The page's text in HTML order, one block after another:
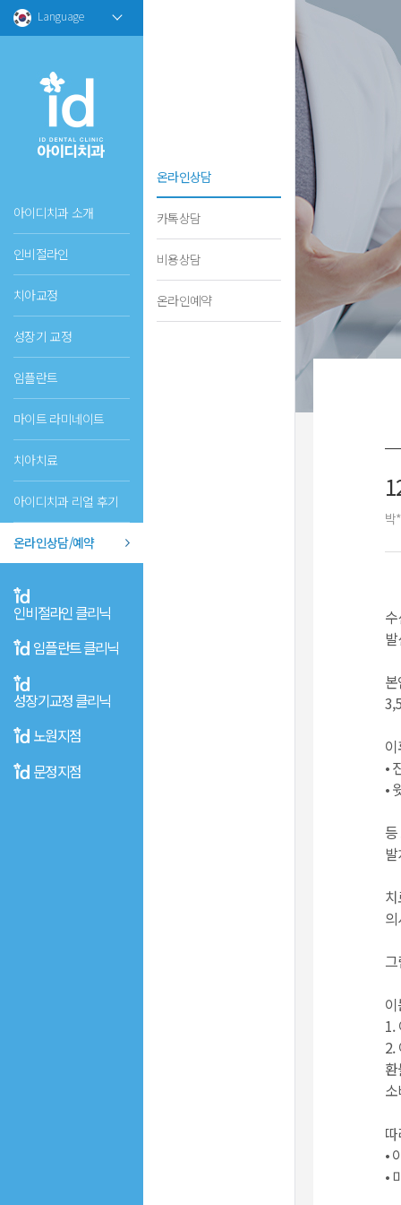
Language
아이디치과 소개
인비절라인
치아교정
성장기 교정
임플란트
마이트 라미네이트
치아치료
아이디치과 리얼 후기
온라인상담/예약
온라인상담
카톡상담
비용상담
온라인예약
인비절라인 클리닉
임플란트 클리닉
성장기교정 클리닉
노원지점
문정지점
박
•
•
1.
2.
•
•